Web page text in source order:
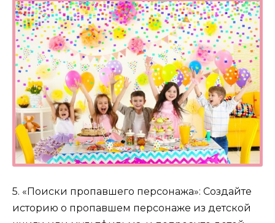
5. «Поиски пропавшего персонажа»: Создайте
историю о пропавшем персонаже из детской